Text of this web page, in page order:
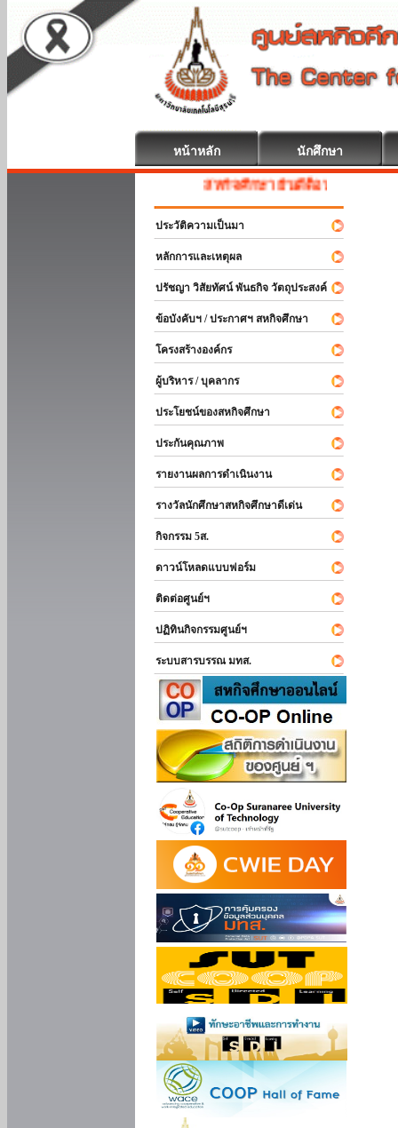
หน้าหลัก นักศึกษา
สหกิจศึกษา ยินดีต้อนรับ
ประวัติความเป็นมา
หลักการและเหตุผล
ปรัชญา วิสัยทัศน์ พันธกิจ วัตถุประสงค์
ข้อบังคับฯ / ประกาศฯ สหกิจศึกษา
โครงสร้างองค์กร
ผู้บริหาร / บุคลากร
ประโยชน์ของสหกิจศึกษา
ประกันคุณภาพ
รายงานผลการดำเนินงาน
รางวัลนักศึกษาสหกิจศึกษาดีเด่น
กิจกรรม 5ส.
ดาวน์โหลดแบบฟอร์ม
ติดต่อศูนย์ฯ
ปฏิทินกิจกรรมศูนย์ฯ
ระบบสารบรรณ มทส.